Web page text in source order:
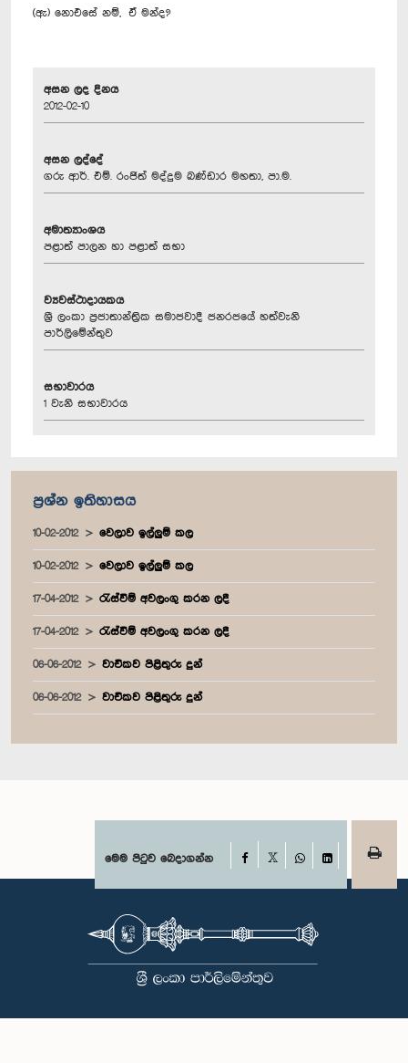
(ඇ) නොඑසේ නම්, ඒ මන්ද?
අසන ලද දිනය
2012-02-10
අසන ලද්දේ
ගරු ආර්. එම්. රංජිත් මද්දුම බණ්ඩාර මහතා, පා.ම.
අමාත්‍යාංශය
පළාත් පාලන හා පළාත් සභා
ව්‍යවස්ථාදායකය
ශ්‍රී ලංකා ප්‍රජාතාන්ත්‍රික සමාජවාදී ජනරජයේ හත්වැනි
පාර්ලිමේන්තුව
සභාවාරය
1 වැනි සභාවාරය
ප්‍රශ්න ඉතිහාසය
10-02-2012 වෙලාව ඉල්ලුම් කල
10-02-2012 වෙලාව ඉල්ලුම් කල
17-04-2012 රැස්වීම් අවලංගු කරන ලදී
17-04-2012 රැස්වීම් අවලංගු කරන ලදී
06-06-2012 වාචිකව පිළිතුරු දුන්
06-06-2012 වාචිකව පිළිතුරු දුන්
මෙම පිටුව බෙදාගන්න Facebook
WhatsAppLinkedIn